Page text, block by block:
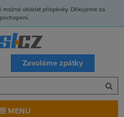
vkládat příspěvky. Děkujeme za
pochopení.
Zavoláme zpátky
MENU